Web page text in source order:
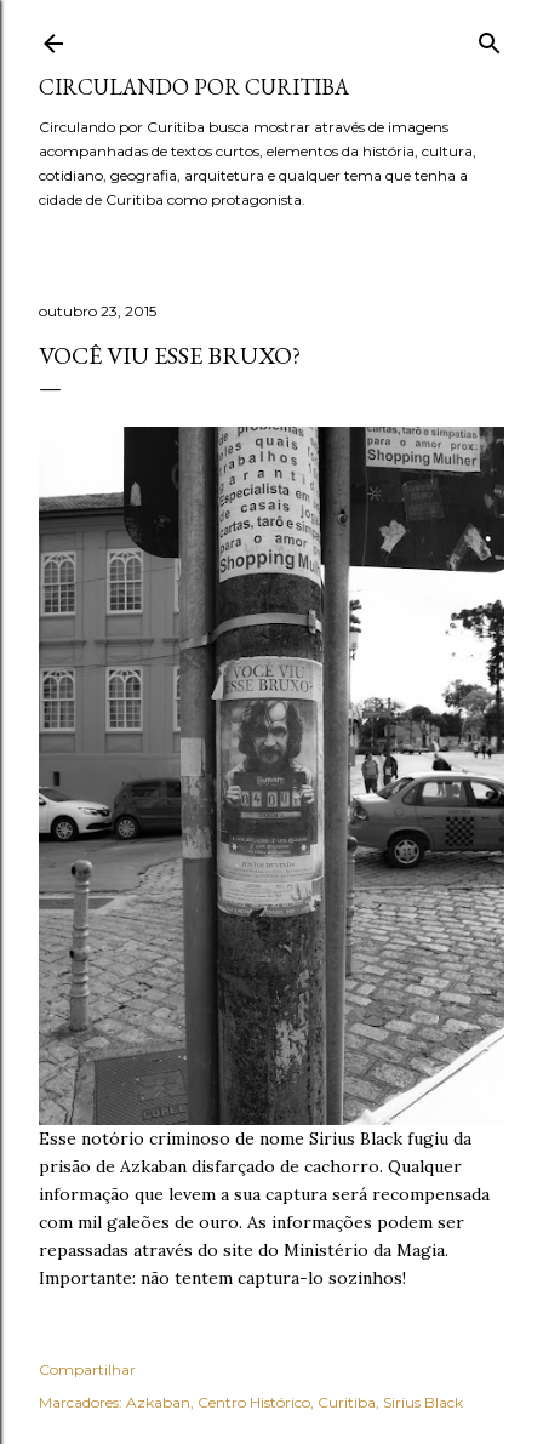
CIRCULANDO POR CURITIBA
Circulando por Curitiba busca mostrar através de imagens
acompanhadas de textos curtos, elementos da história, cultura,
cotidiano, geografia, arquitetura e qualquer tema que tenha a
cidade de Curitiba como protagonista.
outubro 23, 2015
VOCÊ VIU ESSE BRUXO?
Esse notório criminoso de nome Sirius Black fugiu da
prisão de Azkaban disfarçado de cachorro. Qualquer
informação que levem a sua captura será recompensada
com mil galeões de ouro. As informações podem ser
repassadas através do site do Ministério da Magia.
Importante: não tentem captura-lo sozinhos!
Compartilhar
Marcadores: Azkaban Centro Histórico Curitiba Sirius Black